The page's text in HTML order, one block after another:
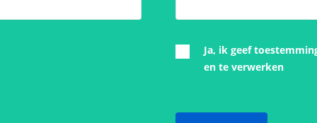
Ja, ik geef
en te verwerken